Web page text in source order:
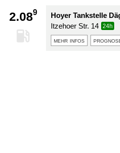
2.089
Hoyer Tankstelle
Itzehoer Str. 14
24h
mehr infos